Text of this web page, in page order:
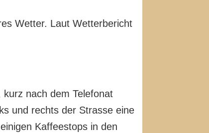
Wetter. Laut Wetterbericht
nach dem Telefonat
und rechts der Strasse eine
Kaffeestops in den